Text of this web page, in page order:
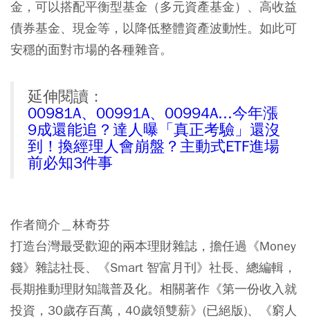
金，可以搭配平衡型基金（多元資產基金）、高收益
債券基金、現金等，以降低整體資產波動性。如此可
安穩的面對市場的各種雜音。
延伸閱讀：
00981A、00991A、00994A...今年漲
9成還能追？達人曝「真正考驗」還沒
到！換經理人會崩盤？主動式ETF進場
前必知3件事
作者簡介＿林奇芬
打造台灣最受歡迎的兩本理財雜誌，擔任過《Money
錢》雜誌社長、《Smart 智富月刊》社長、總編輯，
長期推動理財知識普及化。相關著作《第一份收入就
投資，30歲存百萬，40歲領雙薪》(已絕版)、《窮人